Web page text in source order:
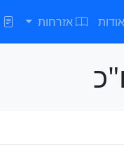
אודות אזרחות